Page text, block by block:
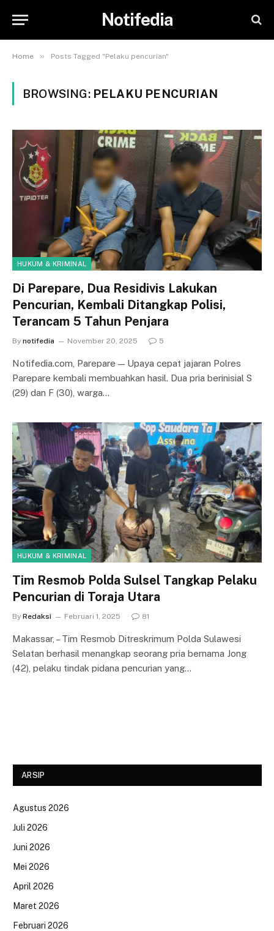
Notifedia
Home » Posts Tagged "Pelaku pencurian"
BROWSING: PELAKU PENCURIAN
HUKUM & KRIMINAL
Di Parepare, Dua Residivis Lakukan
Pencurian, Kembali Ditangkap Polisi,
Terancam 5 Tahun Penjara
By notifedia November 20, 2025 5
Notifedia.com, Parepare — Upaya cepat jajaran Polres
Parepare kembali membuahkan hasil. Dua pria berinisial S
(29) dan F (30), warga…
HUKUM & KRIMINAL
Tim Resmob Polda Sulsel Tangkap Pelaku
Pencurian di Toraja Utara
By Redaksi Februari 1, 2025 81
Makassar, – Tim Resmob Ditreskrimum Polda Sulawesi
Selatan berhasil menangkap seorang pria bernama Jong
(42), pelaku tindak pidana pencurian yang…
ARSIP
Agustus 2026
Juli 2026
Juni 2026
Mei 2026
April 2026
Maret 2026
Februari 2026